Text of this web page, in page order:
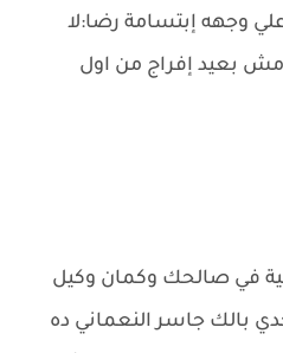
وجهه إبتسامة رضا:لا
بعيد إفراج من اول
في صالحك وكمان وكيل
بالك جاسر النعماني ده